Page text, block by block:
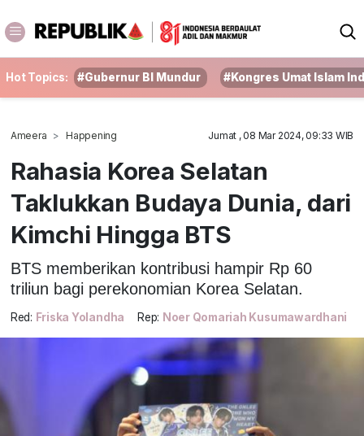
Hot Topics: #Gubernur BI Mundur #Kongres Umat Islam
Ameera Happening Jumat , 08 Mar 2024, 09:33 WIB
Rahasia Korea Selatan
Taklukkan Budaya Dunia, dari
Kimchi Hingga BTS
BTS memberikan kontribusi hampir Rp 60
triliun bagi perekonomian Korea Selatan.
Red: Friska Yolandha Rep: Noer Qomariah Kusumawardhani